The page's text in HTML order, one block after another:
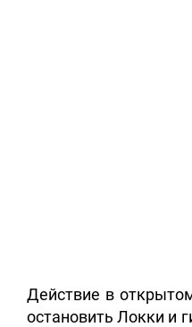
Действие в
остановить Локки и